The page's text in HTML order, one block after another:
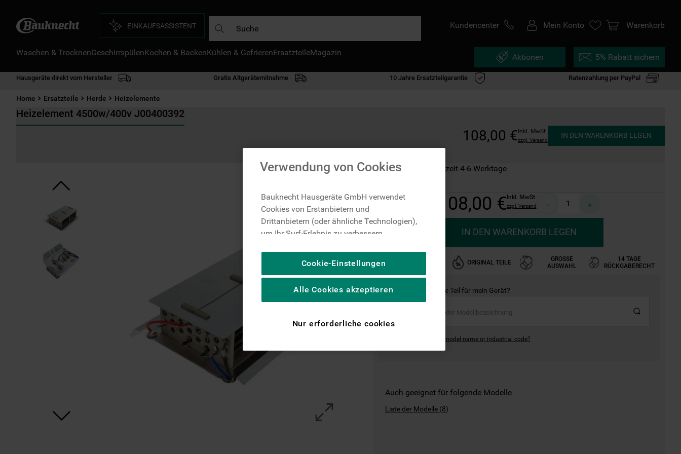
EINKAUFSASSISTENT Kundencenter Mein Konto Warenkorb
Waschen & TrocknenGeschirrspülenKochen & BackenKühlen & GefrierenErsatzteileMagazin Aktionen 5% Rabatt sichern
Hausgeräte direkt vom Hersteller Gratis Altgerätemitnahme 10 Jahre Ersatzteilgarantie Ratenzahlung per PayPal
Home Ersatzteile Herde Heizelemente
Heizelement 4500w/400v J00400392
108,00 € Inkl. MwSt
zzgl. Versand
IN DEN WARENKORB LEGEN
Auf Lager: Lieferzeit 4-6 Werktage
108,00 €Inkl. MwSt
zzgl. Versand ＋
IN DEN WARENKORB LEGEN
ORIGINAL TEILE
GROSSE A
USWAHL
14 TAGE
RÜCKGABERECHT
Ist dies das richtige Teil für mein Gerät?
Where can I find the model name or industrial code?
Auch geeignet für folgende Modelle
Liste der Modelle (8)
Verwendung von Cookies
Bauknecht Hausgeräte GmbH verwendet
Cookies von Erstanbietern und
Drittanbietern (oder ähnliche Technologien),
um Ihr Surf-Erlebnis zu verbessern
um die redaktionellen Inhalte der Website
basierend auf Ihrer Nutzung der Website zu
personalisieren, die Funktionalität der
spezifische Funktionen anzubieten
Werbung basierend auf Ihren
(einschließlich über Drittanbieter und auf
anderen Websites oder sozialen
Plattformen, beispielsweise Google LLC –
Cookie-Einstellungen
Nur erforderliche cookies
Alle Cookies akzeptieren
DIE HÄUFIGSTEN SUCHANFRAGEN
gefrierschrank